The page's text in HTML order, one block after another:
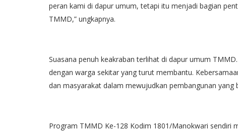
peran kami di dapur umum, tetapi itu menjadi bagian
TMMD,” ungkapnya.
Suasana penuh keakraban terlihat di dapur umum
dengan warga sekitar yang turut membantu.
dan masyarakat dalam mewujudkan pembangunan yang
Program TMMD Ke-128 Kodim 1801/Manokwari sendiri